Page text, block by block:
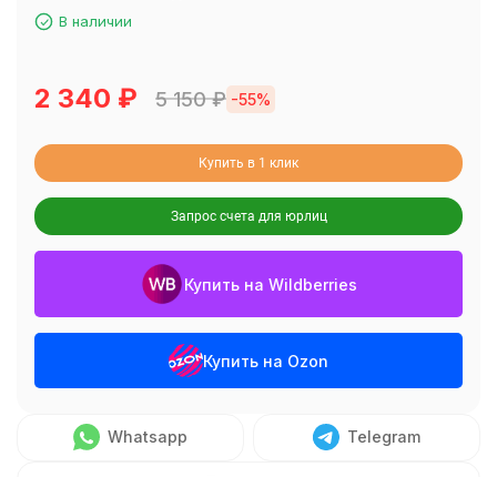
В наличии
2 340 ₽ 5 150₽ -55%
Купить в 1 клик
Запрос счета для юрлиц
Купить на Wildberries
Купить на Ozon
Whatsapp Telegram